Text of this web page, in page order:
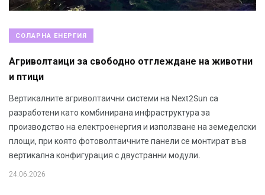
СОЛАРНА ЕНЕРГИЯ
Агриволтаици за свободно отглеждане на животни
и птици
Вертикалните агриволтаични системи на Next2Sun са
разработени като комбинирана инфраструктура за
производство на електроенергия и използване на земеделски
площи, при която фотоволтаичните панели се монтират във
вертикална конфигурация с двустранни модули.
24.06.2026